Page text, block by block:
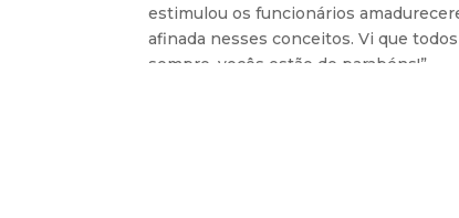
estimulou os funcionários
afinada nesses conceitos. Vi que
sempre, vocês estão de parabéns!”